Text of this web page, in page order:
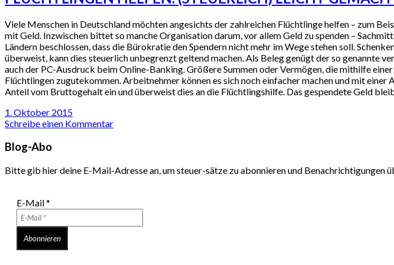
Viele Menschen in Deutschland möchten angesichts der zahlreichen Flüchtlinge helfen – zum
mit Geld. Inzwischen bittet so manche Organisation darum, vor allem Geld zu spenden –
Ländern beschlossen, dass die Bürokratie den Spendern nicht mehr im Wege stehen soll.
überweist, kann dies steuerlich unbegrenzt geltend machen. Als Beleg genügt der so genannte
auch der PC-Ausdruck beim Online-Banking. Größere Summen oder Vermögen, die mithilfe
Flüchtlingen zugutekommen. Arbeitnehmer können es sich noch einfacher machen und mit
Anteil vom Bruttogehalt ein und überweist dies an die Flüchtlingshilfe. Das gespendete Geld
1. Oktober 2015
Schreibe einen Kommentar
Blog-Abo
Bitte gib hier deine E-Mail-Adresse an, um steuer-sätze zu abonnieren und Benachrichtigungen
E-Mail*